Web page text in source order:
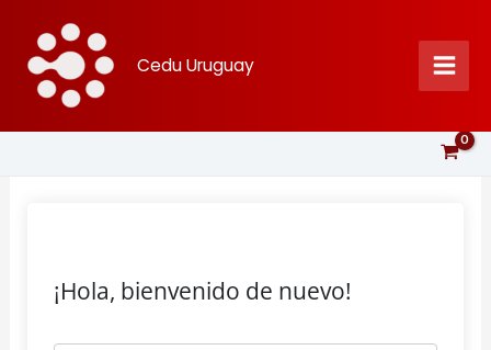
contenido
Cedu Uruguay
¡Hola, bienvenido de nuevo!